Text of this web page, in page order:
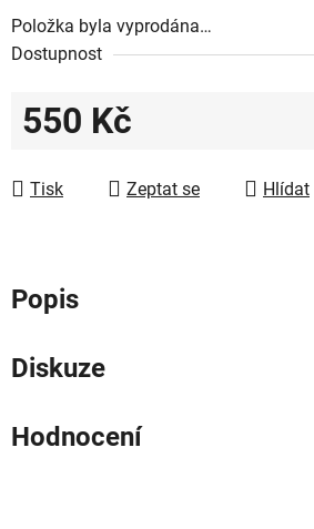
Položka byla vyprodána…
Dostupnost
550 Kč
Tisk
Zeptat se Hlídat
Popis
Diskuze
Hodnocení